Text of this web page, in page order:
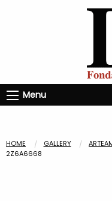
Menu
HOME GALLERY
2Z6A6668